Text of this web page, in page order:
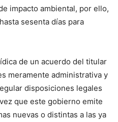
impacto ambiental, por ello,
sesenta días para
de un acuerdo del titular
meramente administrativa y
disposiciones legales
que este gobierno emite
nuevas o distintas a las ya